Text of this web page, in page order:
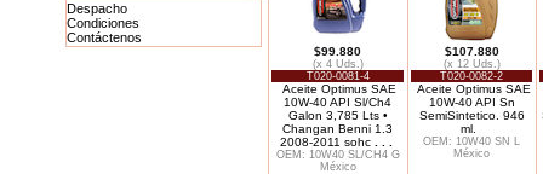
Despacho
Condiciones
Contáctenos
$99.880
(x 4 Uds.)
T020-0081-4
Aceite Optimus SAE
10W-40 API Sl/Ch4
Galon 3,785 Lts •
Changan Benni 1.3
2008-2011 sohc
OEM: 10W40 SL/CH4 G
México
$107.880
(x 12 Uds.)
T020-0082-2
Aceite Optimus SAE
10W-40 API Sn
SemiSintetico. 946
ml.
OEM: 10W40 SN L
México